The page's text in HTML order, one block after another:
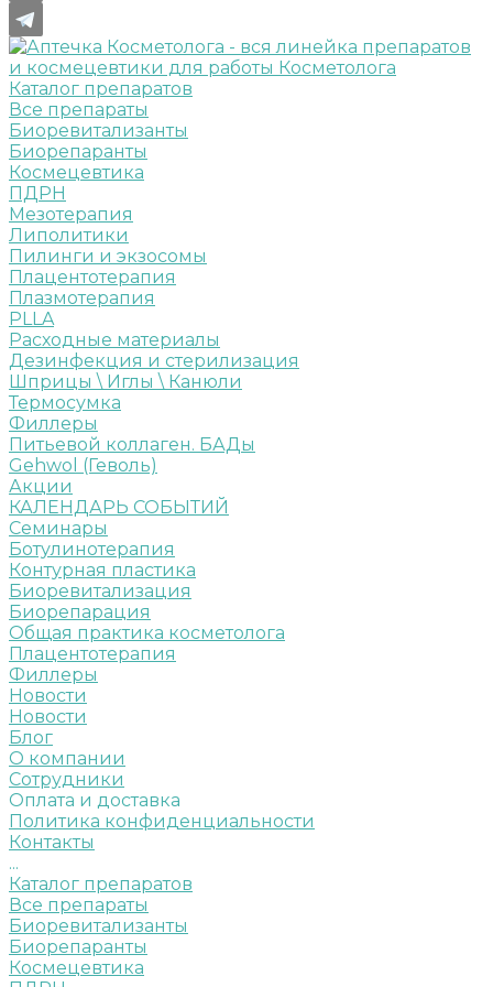
Каталог препаратов
Все препараты
Биоревитализанты
Биорепаранты
Космецевтика
ПДРН
Мезотерапия
Липолитики
Пилинги и экзосомы
Плацентотерапия
Плазмотерапия
PLLA
Расходные материалы
Дезинфекция и стерилизация
Шприцы \ Иглы \ Канюли
Термосумка
Филлеры
Питьевой коллаген. БАДы
Gehwol (Геволь)
Акции
КАЛЕНДАРЬ СОБЫТИЙ
Семинары
Ботулинотерапия
Контурная пластика
Биоревитализация
Биорепарация
Общая практика косметолога
Плацентотерапия
Филлеры
Новости
Новости
Блог
О компании
Сотрудники
Оплата и доставка
Политика конфиденциальности
Контакты
...
Каталог препаратов
Все препараты
Биоревитализанты
Биорепаранты
Космецевтика